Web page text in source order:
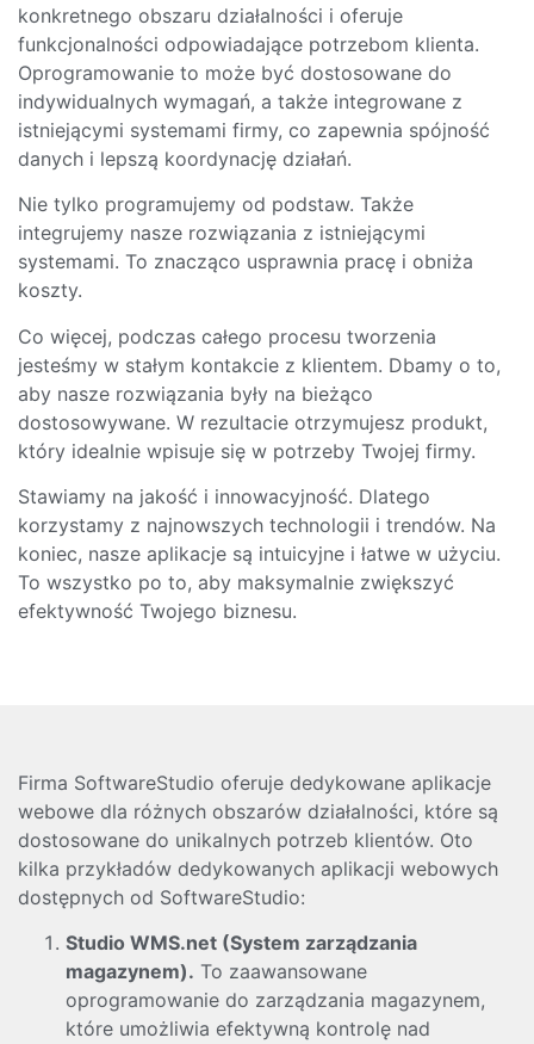
konkretnego obszaru działalności i oferuje
funkcjonalności odpowiadające potrzebom klienta.
Oprogramowanie to może być dostosowane do
indywidualnych wymagań, a także integrowane z
istniejącymi systemami firmy, co zapewnia spójność
danych i lepszą koordynację działań.
Nie tylko programujemy od podstaw. Także
integrujemy nasze rozwiązania z istniejącymi
systemami. To znacząco usprawnia pracę i obniża
koszty.
Co więcej, podczas całego procesu tworzenia
jesteśmy w stałym kontakcie z klientem. Dbamy o to,
aby nasze rozwiązania były na bieżąco
dostosowywane. W rezultacie otrzymujesz produkt,
który idealnie wpisuje się w potrzeby Twojej firmy.
Stawiamy na jakość i innowacyjność. Dlatego
korzystamy z najnowszych technologii i trendów. Na
koniec, nasze aplikacje są intuicyjne i łatwe w użyciu.
To wszystko po to, aby maksymalnie zwiększyć
efektywność Twojego biznesu.
Firma SoftwareStudio oferuje dedykowane aplikacje
webowe dla różnych obszarów działalności, które są
dostosowane do unikalnych potrzeb klientów. Oto
kilka przykładów dedykowanych aplikacji webowych
dostępnych od SoftwareStudio:
Studio WMS.net (System zarządzania
magazynem). To zaawansowane
oprogramowanie do zarządzania magazynem,
które umożliwia efektywną kontrolę nad